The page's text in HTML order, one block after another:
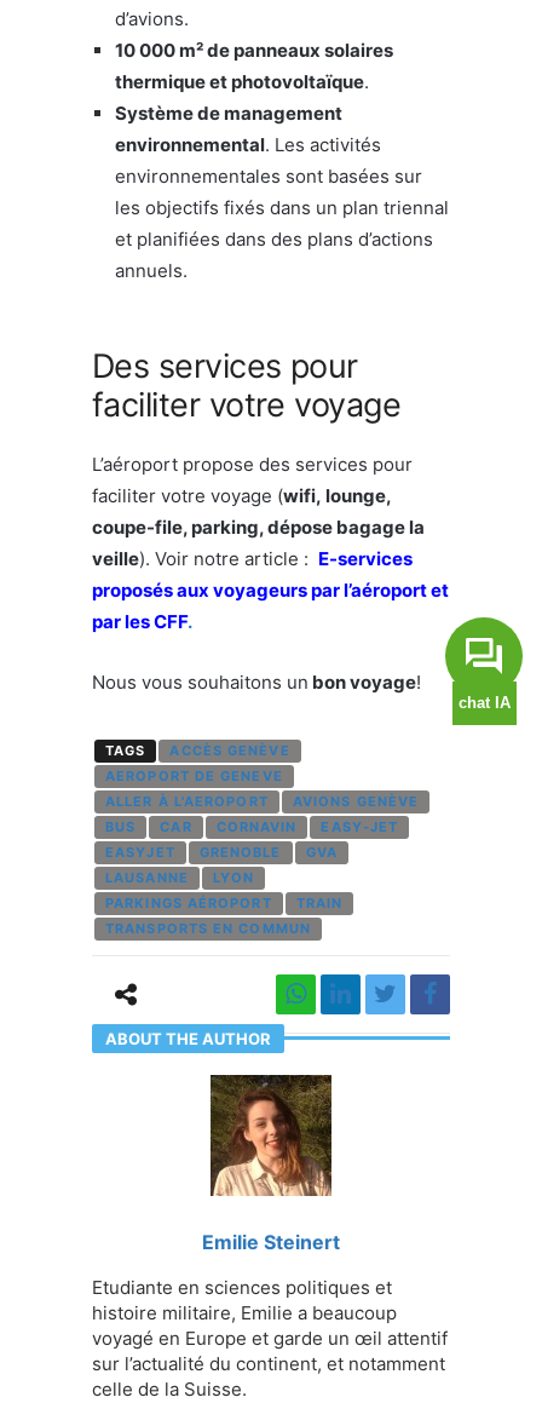
d’avions.
10 000 m² de panneaux solaires
thermique et photovoltaïque.
Système de management
environnemental. Les activités
environnementales sont basées sur
les objectifs fixés dans un plan triennal
et planifiées dans des plans d’actions
annuels.
Des services pour
faciliter votre voyage
L’aéroport propose des services pour
faciliter votre voyage (wifi, lounge,
coupe-file, parking, dépose bagage la
veille). Voir notre article : E-services
proposés aux voyageurs par l’aéroport et
par les CFF.
Nous vous souhaitons un bon voyage!
TAGS
ACCÈS GENÈVE
AEROPORT DE GENEVE
ALLER À L'AEROPORT
AVIONS GENÈVE
BUS
CAR CORNAVIN
EASY-JET
EASYJET
GRENOBLE
GVA
LAUSANNE
LYON
PARKINGS AÉROPORT
TRAIN
TRANSPORTS EN COMMUN
ABOUT THE AUTHOR
Emilie Steinert
Etudiante en sciences politiques et
histoire militaire, Emilie a beaucoup
voyagé en Europe et garde un œil attentif
sur l’actualité du continent, et notamment
celle de la Suisse.